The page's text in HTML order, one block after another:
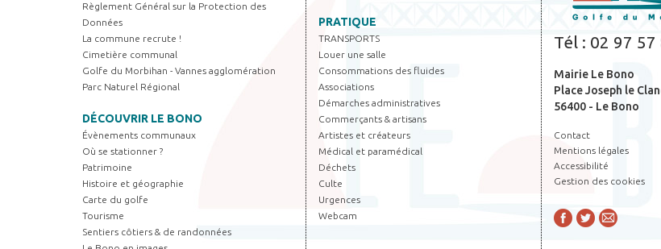
Règlement Général sur la Protection des
Données
La commune recrute !
Cimetière communal
Golfe du Morbihan - Vannes agglomération
Parc Naturel Régional
DÉCOUVRIR LE BONO
Évènements communaux
Où se stationner ?
Patrimoine
Histoire et géographie
Carte du golfe
Tourisme
Sentiers côtiers & de randonnées
PRATIQUE
TRANSPORTS
Louer une salle
Consommations des fluides
Associations
Démarches administratives
Commerçants & artisans
Artistes et créateurs
Médical et paramédical
Déchets
Culte
Urgences
Webcam
Tél : 02 97 57
Mairie Le Bono
Place Joseph le
56400 - Le Bono
Contact
Mentions légales
Accessibilité
Gestion des cookies